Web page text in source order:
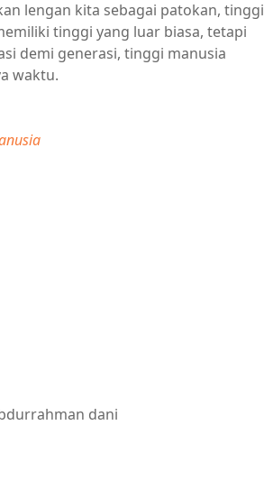
lengan kita sebagai patokan, tinggi
tinggi yang luar biasa, tetapi
demi generasi, tinggi manusia
waktu.
dani